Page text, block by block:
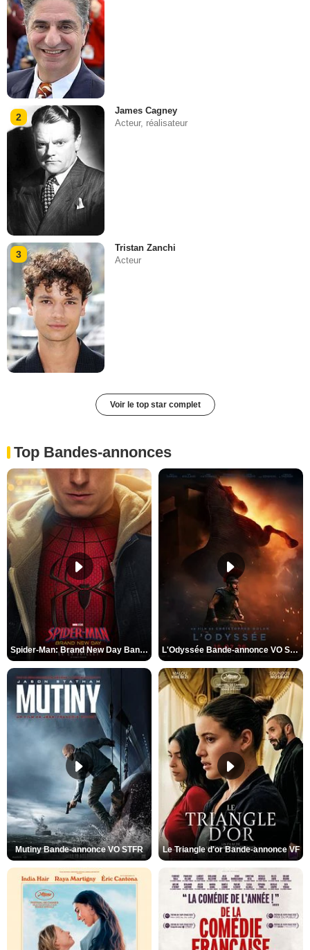
2
James Cagney
Acteur, réalisateur
3
Tristan Zanchi
Acteur
Voir le top star complet
Top Bandes-annonces
Spider-Man: Brand New Day Bande-annonce VO STFR L'Odyssée Bande-annonce VO STFR
Mutiny Bande-annonce VO STFR Le Triangle d'or Bande-annonce VF